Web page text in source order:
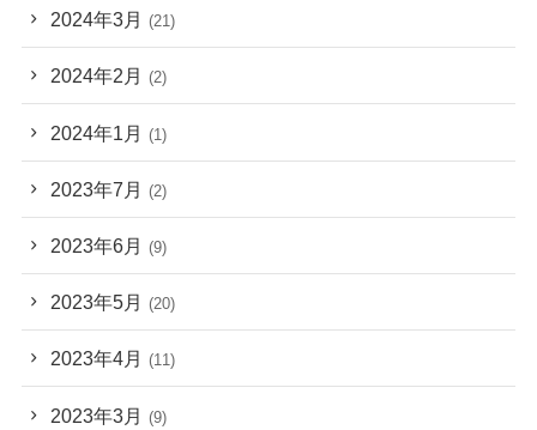
2024年3月 (21)
2024年2月 (2)
2024年1月 (1)
2023年7月 (2)
2023年6月 (9)
2023年5月 (20)
2023年4月 (11)
2023年3月 (9)